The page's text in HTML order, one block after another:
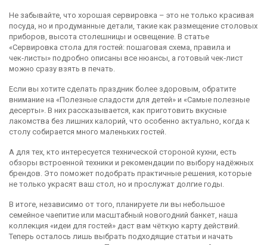
Не забывайте, что хорошая сервировка – это не только красивая
посуда, но и продуманные детали, такие как размещение столовых
приборов, высота столешницы и освещение. В статье
«Сервировка стола для гостей: пошаговая схема, правила и
чек‑листы» подробно описаны все нюансы, а готовый чек‑лист
можно сразу взять в печать.
Если вы хотите сделать праздник более здоровым, обратите
внимание на «Полезные сладости для детей» и «Самые полезные
десерты». В них рассказывается, как приготовить вкусные
лакомства без лишних калорий, что особенно актуально, когда к
столу собирается много маленьких гостей.
А для тех, кто интересуется технической стороной кухни, есть
обзоры встроенной техники и рекомендации по выбору надёжных
брендов. Это поможет подобрать практичные решения, которые
не только украсят ваш стол, но и прослужат долгие годы.
В итоге, независимо от того, планируете ли вы небольшое
семейное чаепитие или масштабный новогодний банкет, наша
коллекция «идеи для гостей» даст вам чёткую карту действий.
Теперь осталось лишь выбрать подходящие статьи и начать